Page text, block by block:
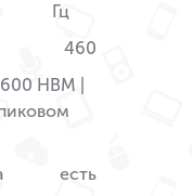
Гц
460
HBM |
есть